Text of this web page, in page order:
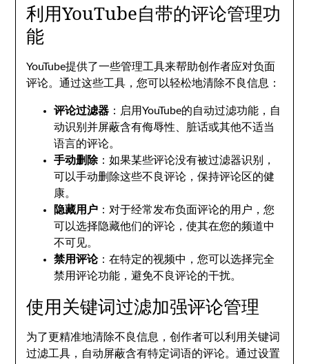
利用YouTube自带的评论管理功
能
YouTube提供了一些管理工具来帮助创作者应对负面
评论。通过这些工具，您可以轻松地清除不良信息：
评论过滤器 ：启用YouTube的自动过滤功能，自
动识别并屏蔽含有侮辱性、脏话或其他不适当
语言的评论。
手动删除：如果某些评论没有被过滤器识别，
可以手动删除这些不良评论，保持评论区的健
康。
隐藏用户 ：对于经常发布负面评论的用户，您
可以选择隐藏他们的评论，使其在您的频道中
不可见。
禁用评论：在特定的视频中，您可以选择完全
禁用评论功能，避免不良评论的干扰。
使用关键词过滤加强评论管理
为了更精准地清除不良信息，创作者可以利用关键词
过滤工具，自动屏蔽含有特定词语的评论。通过设置